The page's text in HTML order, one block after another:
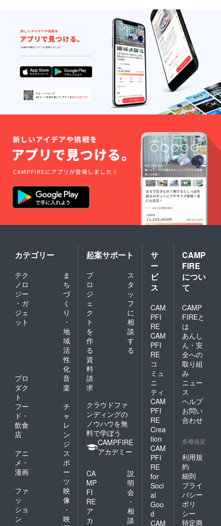
カテゴリー
テク
ノロ
ジー
・ガ
ジェ
ット
ま
ち
づ
く
り
・
地
域
活
性
化
プロ
ダク
ト
音
楽
フー
ド・
飲食
店
チ
ャ
レ
ン
ジ
アニ
メ・
漫画
ス
ポ
ー
ツ
ファ
ッ
ショ
ン
映
像
・
映
起案サポート
プ
ロ
ジ
ェ
ク
ト
を
作
る
ス
タ
ッ
フ
に
相
談
す
る
資
料
請
求
クラウドファ
ンディングの
ノウハウを無
料で学ぼう
CAMPFIRE
アカデミー
CA
MP
FI
RE
ア
カ
説
明
会
・
相
談
サ
ー
ビ
ス
CAM
PFI
RE
CAM
PFI
RE
コ
ミュ
ニ
ティ
CAM
PFI
RE
Crea
tion
CAM
PFI
RE
for
Soci
al
Goo
d
CAM
CAMP
FIRE
につい
て
CAMP
FIREと
は
あんし
ん・安
全への
取り組
み
ニュー
ス
ヘルプ
お問い
合わせ
各種規定
利用規
約
細則
プライ
バシー
ポリ
シー
特定商